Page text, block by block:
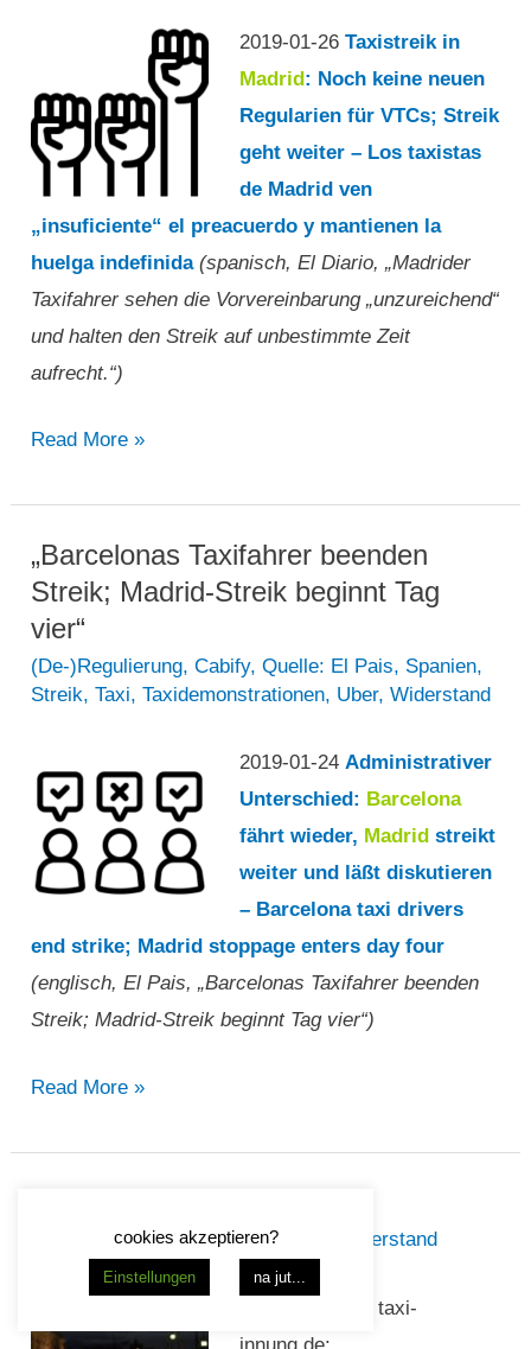
ob
sie
die
Hauptstadt
verlassen
sollen
oder
nicht“
2019-01-26 Taxistreik in
Madrid: Noch keine neuen
Regularien für VTCs; Streik
geht weiter – Los taxistas
de Madrid ven
„insuficiente“ el preacuerdo y mantienen la
huelga indefinida(spanisch, El Diario, „Madrider
Taxifahrer sehen die Vorvereinbarung „unzureichend“
und halten den Streik auf unbestimmte Zeit
aufrecht.“)
„Madrider
sehen
die
Vorvereinbarung
„unzureichend“
und
halten
Streik
auf
unbestimmte
Zeit
Read More »
„Barcelonas Taxifahrer beenden
Streik; Madrid-Streik beginnt Tag
vier“
(De-)Regulierung,Cabify,Quelle: El Pais, Spanien,
Streik,Taxi,Taxidemonstrationen, Uber,Widerstand
2019-01-24 Administrativer
Unterschied: Barcelona
fährt wieder, Madrid streikt
weiter und läßt diskutieren
– Barcelona taxi drivers
end strike; Madrid stoppage enters day four
(englisch, El Pais, „Barcelonas Taxifahrer beenden
Streik; Madrid-Streik beginnt Tag vier“)
„Barcelonas
beenden
Tag
Read More »
Taxi,Taxidemonstrationen Widerstand
2019-01-24 auf taxi-
cookies akzeptieren?
Einstellungen na jut...